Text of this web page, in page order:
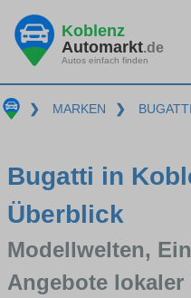
Koblenz
Automarkt.de
Autos einfach finden
❯ MARKEN ❯ BUGATTI
Bugatti in
Überblick
Modellwelten,
Angebote lokaler